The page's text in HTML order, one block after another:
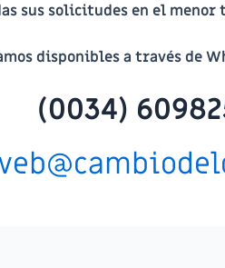
sus solicitudes en el
disponibles a través de
(0034)